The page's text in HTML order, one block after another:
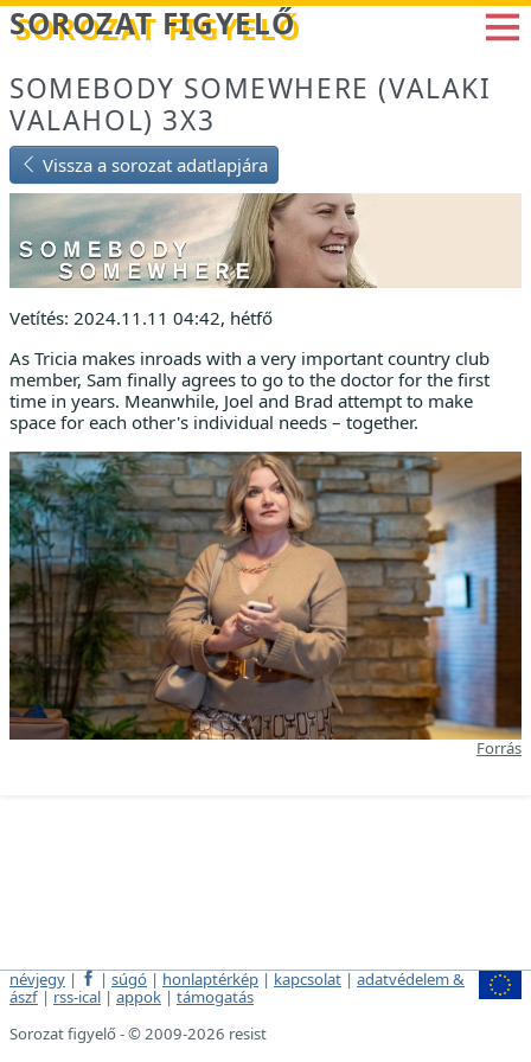
Betöltés...
SOROZAT FIGYELŐ
SOMEBODY SOMEWHERE (VALAKI
VALAHOL) 3X3
Vissza a sorozat adatlapjára
Vetítés: 2024.11.11 04:42, hétfő
As Tricia makes inroads with a very important country club
member, Sam finally agrees to go to the doctor for the first
time in years. Meanwhile, Joel and Brad attempt to make
space for each other's individual needs – together.
Forrás
névjegy | | súgó | honlaptérkép | kapcsolat | adatvédelem &
ászf | rss-ical | appok | támogatás
Sorozat figyelő - © 2009-2026 resist